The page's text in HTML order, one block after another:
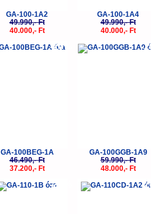
GA-100-1A2
49.990,- Ft
40.000,- Ft
GA-100-1A4
49.990,- Ft
40.000,- Ft
-20%
GA-100BEG-1A
46.490,- Ft
37.200,- Ft
-
GA-100GGB-1A9
59.990,- Ft
48.000,- Ft
-20% -